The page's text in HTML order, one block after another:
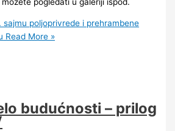
poljoprivrede i prehrambene
Read More »
budućnosti – prilog